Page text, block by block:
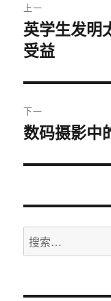
章
导
航
上一
上
篇
章：
英学生发明
受益
下一
下
文
数码摄影中
搜
索：